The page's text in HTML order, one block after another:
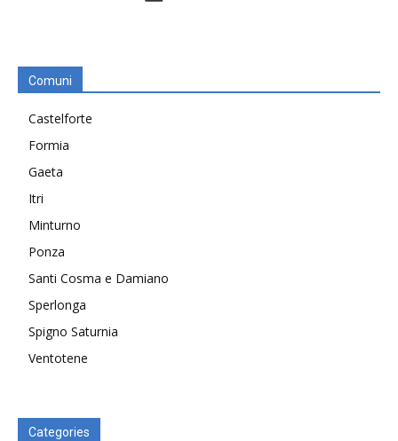
Comuni
Castelforte
Formia
Gaeta
Itri
Minturno
Ponza
Santi Cosma e Damiano
Sperlonga
Spigno Saturnia
Ventotene
Categories